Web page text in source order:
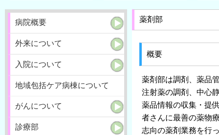
病院概要
外来について
入院について
地域包括ケア病棟について
がんについて
診療部
薬剤部
概要
薬剤部は調剤、薬品
注射薬の調剤、中心
薬品情報の収集・提
者さんに最善の薬物
志向の薬剤業務を行